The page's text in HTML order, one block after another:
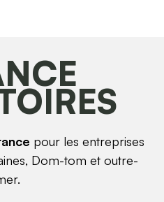
pour les entreprises
Dom-tom et outre-